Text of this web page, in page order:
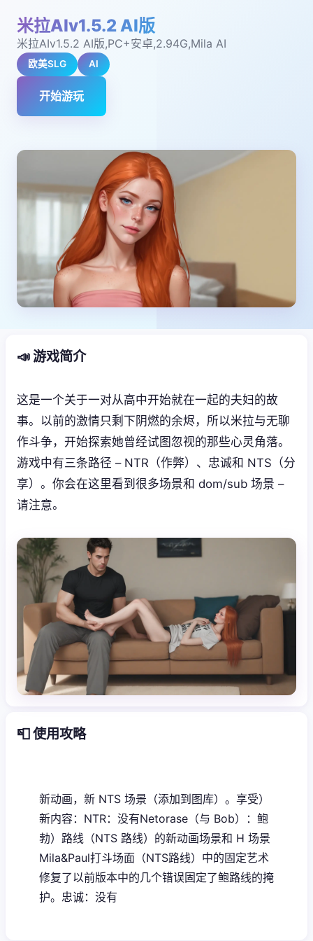
米拉AIv1.5.2 AI版
米拉AIv1.5.2 AI版,PC+安卓,2.94G,Mila AI
欧美SLG AI
开始游玩
📣 游戏简介
这是一个关于一对从高中开始就在一起的夫妇的故
事。以前的激情只剩下阴燃的余烬，所以米拉与无聊
作斗争，开始探索她曾经试图忽视的那些心灵角落。
游戏中有三条路径 – NTR（作弊）、忠诚和 NTS（分
享）。你会在这里看到很多场景和 dom/sub 场景 –
请注意。
📮 使用攻略
新动画，新 NTS 场景（添加到图库）。享受）
新内容：NTR：没有Netorase（与 Bob）：鲍
勃）路线（NTS 路线）的新动画场景和 H 场景
Mila&Paul打斗场面（NTS路线）中的固定艺术
修复了以前版本中的几个错误固定了鲍路线的掩
护。忠诚：没有